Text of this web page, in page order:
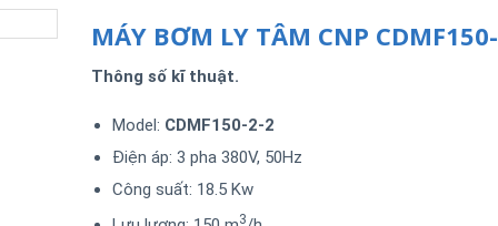
MÁY BƠM LY TÂM CNP
Thông số kĩ thuật.
Model: CDMF150-2-2
Điện áp: 3 pha 380V, 50Hz
Công suất: 18.5 Kw
3